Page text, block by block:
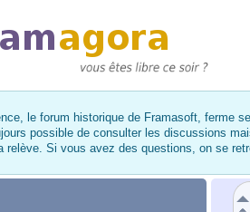
le forum historique de Framasoft, ferme
possible de consulter les discussions
relève. Si vous avez des questions, on se